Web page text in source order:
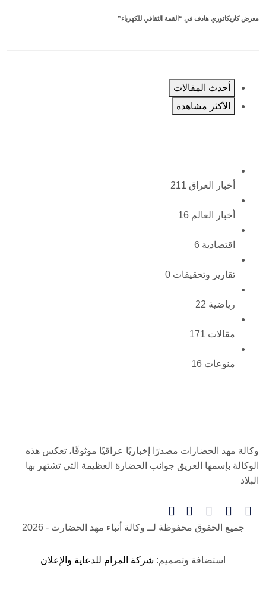
معرض كاريكاتوري هادف في “القمة الثقافي للكهرباء”
أحدث المقالات
الأكثر مشاهدة
أخبار العراق 211
أخبار العالم 16
اقتصادية 6
تقارير وتحقيقات 0
رياضية 22
مقالات 171
منوعات 16
وكالة مهد الحضارات مصدرًا إخباريًا عراقيًا موثوقًا، تعكس هذه
الوكالة بإسمها العريق جوانب الحضارة العظيمة التي تشتهر بها
البلاد
جميع الحقوق محفوظة لــ وكالة أنباء مهد الحضارت - 2026
استضافة وتصميم: شركة المرام للدعاية والإعلان